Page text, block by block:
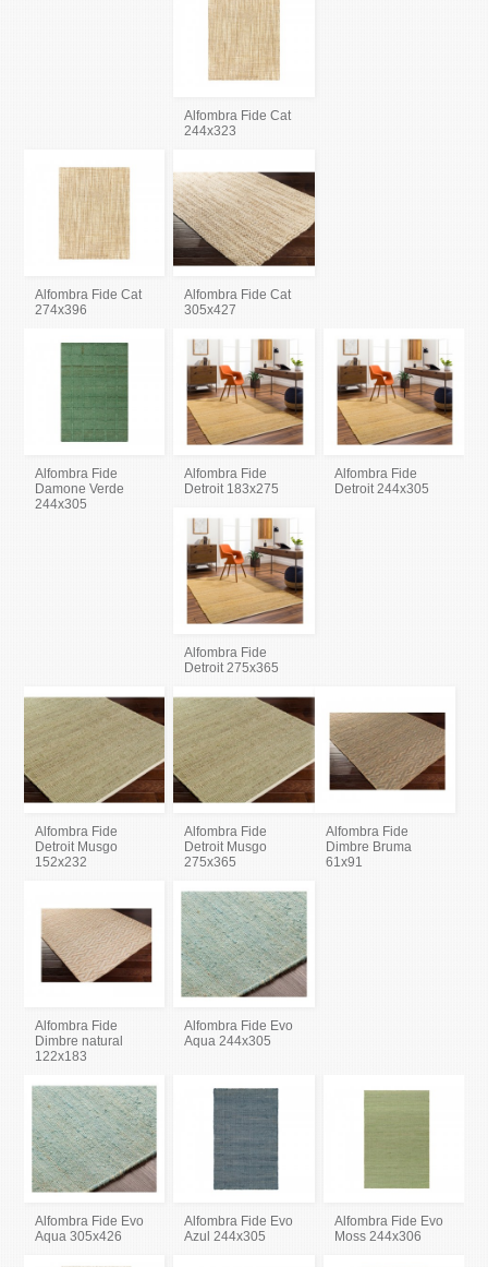
Alfombra Fide Cat
244x323
Alfombra Fide Cat
274x396
Alfombra Fide Cat
305x427
Alfombra Fide
Damone Verde
244x305
Alfombra Fide
Detroit 183x275
Alfombra Fide
Detroit 244x305
Alfombra Fide
Detroit 275x365
Alfombra Fide
Detroit Musgo
152x232
Alfombra Fide
Detroit Musgo
275x365
Alfombra Fide
Dimbre Bruma
61x91
Alfombra Fide
Dimbre natural
122x183
Alfombra Fide Evo
Aqua 244x305
Alfombra Fide Evo
Aqua 305x426
Alfombra Fide Evo
Azul 244x305
Alfombra Fide Evo
Moss 244x306